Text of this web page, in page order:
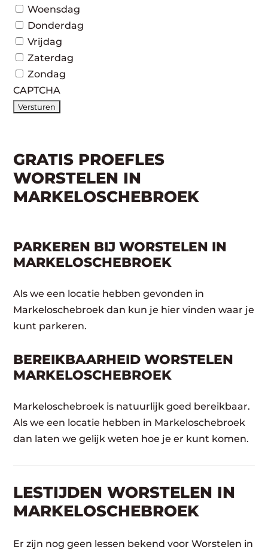
Woensdag
Donderdag
Vrijdag
Zaterdag
Zondag
CAPTCHA
GRATIS PROEFLES
WORSTELEN IN
MARKELOSCHEBROEK
PARKEREN BIJ WORSTELEN IN
MARKELOSCHEBROEK
Als we een locatie hebben gevonden in
Markeloschebroek dan kun je hier vinden waar je
kunt parkeren.
BEREIKBAARHEID WORSTELEN
MARKELOSCHEBROEK
Markeloschebroek is natuurlijk goed bereikbaar.
Als we een locatie hebben in Markeloschebroek
dan laten we gelijk weten hoe je er kunt komen.
LESTIJDEN WORSTELEN IN
MARKELOSCHEBROEK
Er zijn nog geen lessen bekend voor Worstelen in